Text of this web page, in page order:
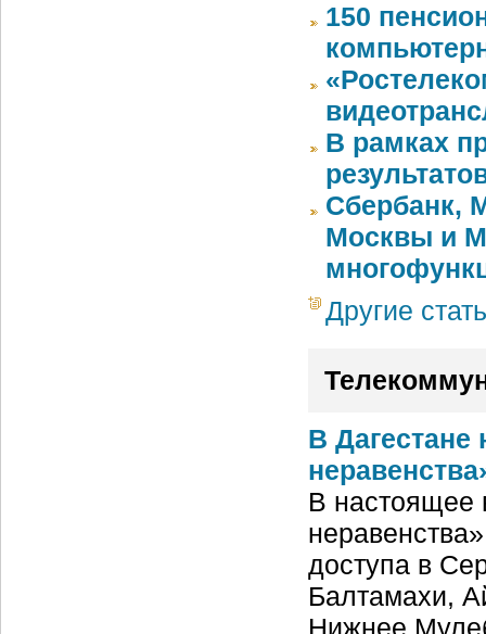
150
В рамках
Сбербанк,
Москвы и
Другие
В Дагестане
В настоящее
доступа в
Балтамахи,
Нижнее